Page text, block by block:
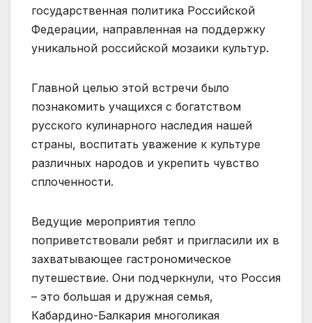
государственная политика Российской
Федерации, направленная на поддержку
уникальной российской мозаики культур.
Главной целью этой встречи было
познакомить учащихся с богатством
русского кулинарного наследия нашей
страны, воспитать уважение к культуре
различных народов и укрепить чувство
сплоченности.
Ведущие мероприятия тепло
поприветствовали ребят и пригласили их в
захватывающее гастрономическое
путешествие. Они подчеркнули, что Россия
– это большая и дружная семья,
Кабардино-Балкария многоликая